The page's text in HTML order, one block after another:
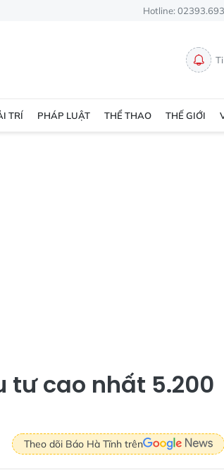
Hotline:
TRÍ PHÁP LUẬT THỂ THAO THẾ GIỚI
tư cao nhất 5.200
Theo dõi Báo Hà Tĩnh trên